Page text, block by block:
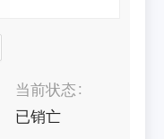
当前状态
已销亡